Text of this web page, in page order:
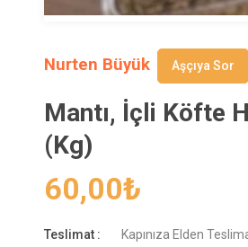
Nurten Büyük Aşçıya Sor
Mantı, İçli Köfte
(Kg)
60,00₺
Teslimat : Kapınıza Elden